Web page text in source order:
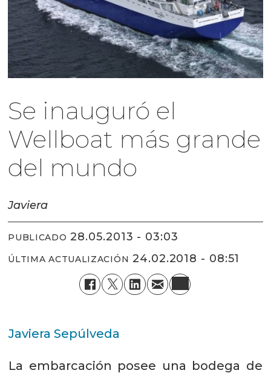
Se inauguró el
Wellboat más grande
del mundo
Javiera
PUBLICADO 28.05.2013 - 03:03
ÚLTIMA ACTUALIZACIÓN 24.02.2018 - 08:51
Javiera Sepúlveda
La embarcación posee una bodega de